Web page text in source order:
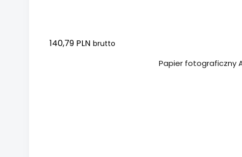
140,79 PLN brutto
Papier fotograficzny